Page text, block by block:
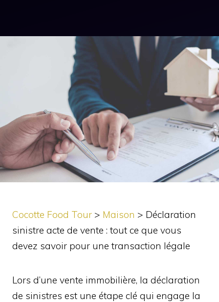
Cocotte Food Tour > Maison > Déclaration
sinistre acte de vente : tout ce que vous
devez savoir pour une transaction légale
Lors d’une vente immobilière, la déclaration
de sinistres est une étape clé qui engage la